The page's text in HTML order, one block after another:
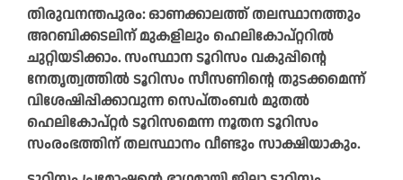
തിരുവനന്തപുരം: ഓണക്കാലത്ത് തലസ്ഥാനത്തും
അറബിക്കടലിന് മുകളിലും ഹെലികോപ്റ്ററിൽ
ചുറ്റിയടിക്കാം. സംസ്ഥാന ടൂറിസം വകുപ്പിന്റെ
നേതൃത്വത്തിൽ ടൂറിസം സീസണിന്റെ തുടക്കമെന്ന്
വിശേഷിപ്പിക്കാവുന്ന സെപ്തംബർ മുതൽ
ഹെലികോപ്റ്റർ ടൂറിസമെന്ന നൂതന ടൂറിസം
സംരംഭത്തിന് തലസ്ഥാനം വീണ്ടും സാക്ഷിയാകും.